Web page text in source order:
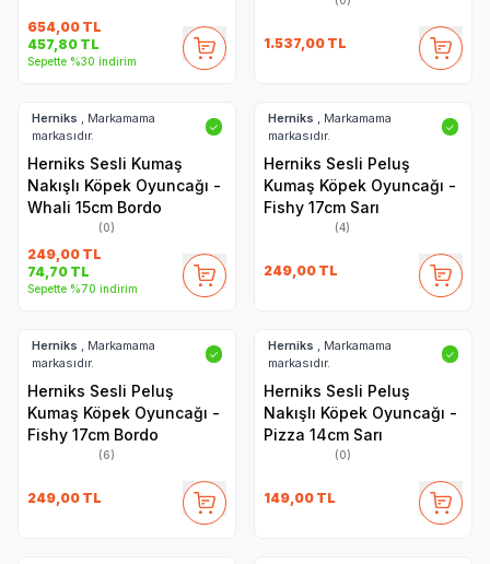
654,00 TL
457,80 TL
Sepette %30 indirim
1.537,00 TL
Herniks , Markamama
markasıdır.
✓
Herniks Sesli Kumaş
Nakışlı Köpek Oyuncağı -
Whali 15cm Bordo
(0)
249,00 TL
74,70 TL
Sepette %70 indirim
Herniks , Markamama
markasıdır.
✓
Herniks Sesli Peluş
Kumaş Köpek Oyuncağı -
Fishy 17cm Sarı
(4)
249,00 TL
Herniks , Markamama
markasıdır.
✓
Herniks Sesli Peluş
Kumaş Köpek Oyuncağı -
Fishy 17cm Bordo
(6)
249,00 TL
Herniks , Markamama
markasıdır.
✓
Herniks Sesli Peluş
Nakışlı Köpek Oyuncağı -
Pizza 14cm Sarı
(0)
149,00 TL